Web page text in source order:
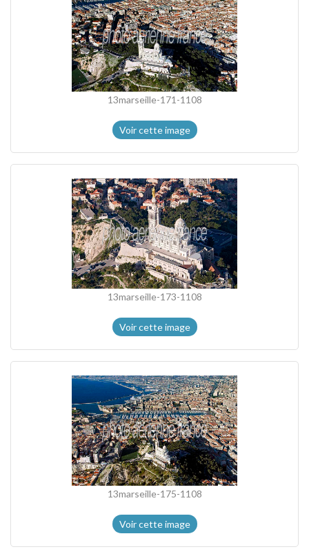
13marseille-171-1108
Voir cette image
13marseille-173-1108
Voir cette image
13marseille-175-1108
Voir cette image